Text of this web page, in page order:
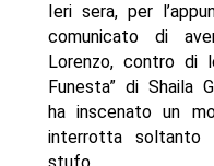
Ieri sera, per
comunicato di
Lorenzo, contro di
Funesta” di
ha inscenato un
interrotta soltanto